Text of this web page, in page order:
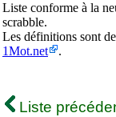
Liste conforme à la
scrabble.
Les définitions sont
1Mot.net
.
Liste